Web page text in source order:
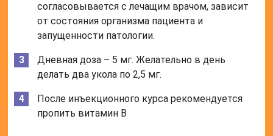
согласовывается с лечащим врачом, зависит
от состояния организма пациента и
запущенности патологии.
Дневная доза – 5 мг. Желательно в день
делать два укола по 2,5 мг.
После инъекционного курса рекомендуется
пропить витамин B